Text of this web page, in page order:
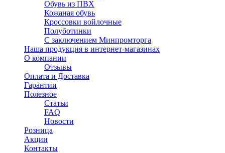
Обувь из ПВХ
Кожаная обувь
Кроссовки войлочные
Полуботинки
C заключением Минпромторга
Наша продукция в интернет-магазинах
О компании
Отзывы
Оплата и Доставка
Гарантии
Полезное
Статьи
FAQ
Новости
Розница
Акции
Контакты